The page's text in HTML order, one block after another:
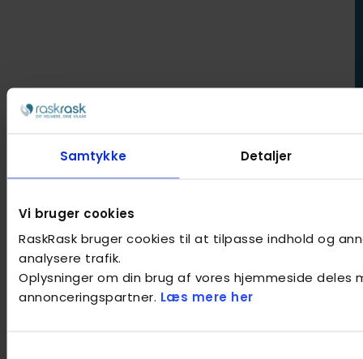
Samtykke Detaljer
Vi bruger cookies
RaskRask bruger cookies til at tilpasse indhold og
analysere trafik.
Oplysninger om din brug af vores hjemmeside deles
annonceringspartner. Læs mere her